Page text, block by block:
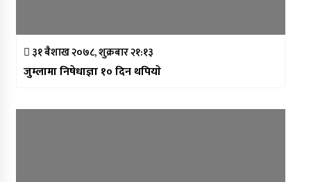
३१ बैशाख २०७८, शुक्रबार २१:१३
जुम्लामा निषेधाज्ञा १० दिन थपियाे